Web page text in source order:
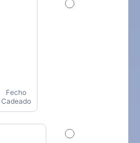
Fecho
Cadeado